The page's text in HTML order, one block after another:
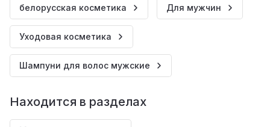
белорусская косметика Для мужчин
Уходовая косметика
Шампуни для волос мужские
Находится в разделах